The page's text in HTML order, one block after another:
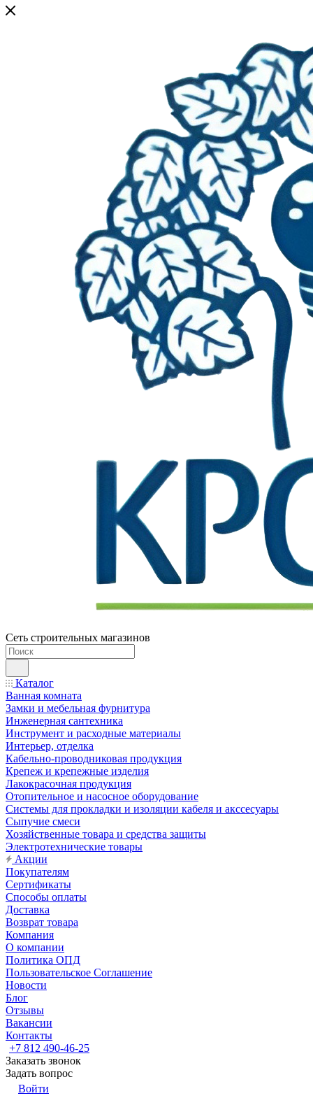
Сеть строительных магазинов
Каталог
Ванная комната
Замки и мебельная фурнитура
Инженерная сантехника
Инструмент и расходные материалы
Интерьер, отделка
Кабельно-проводниковая продукция
Крепеж и крепежные изделия
Лакокрасочная продукция
Отопительное и насосное оборудование
Системы для прокладки и изоляции кабеля и акссесуары
Сыпучие смеси
Хозяйственные товара и средства защиты
Электротехнические товары
Акции
Покупателям
Сертификаты
Способы оплаты
Доставка
Возврат товара
Компания
О компании
Политика ОПД
Пользовательское Соглашение
Новости
Блог
Отзывы
Вакансии
Контакты
+7 812 490-46-25
Заказать звонок
Задать вопрос
Войти